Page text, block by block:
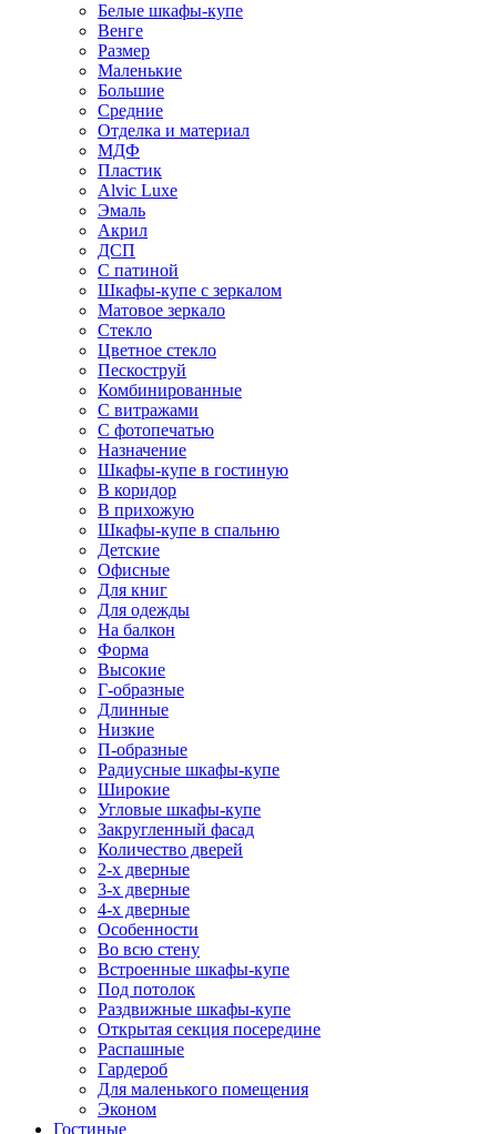
Белые шкафы-купе
Венге
Размер
Маленькие
Большие
Средние
Отделка и материал
МДФ
Пластик
Alvic Luxe
Эмаль
Акрил
ДСП
С патиной
Шкафы-купе с зеркалом
Матовое зеркало
Стекло
Цветное стекло
Пескоструй
Комбинированные
С витражами
С фотопечатью
Назначение
Шкафы-купе в гостиную
В коридор
В прихожую
Шкафы-купе в спальню
Детские
Офисные
Для книг
Для одежды
На балкон
Форма
Высокие
Г-образные
Длинные
Низкие
П-образные
Радиусные шкафы-купе
Широкие
Угловые шкафы-купе
Закругленный фасад
Количество дверей
2-х дверные
3-х дверные
4-х дверные
Особенности
Во всю стену
Встроенные шкафы-купе
Под потолок
Раздвижные шкафы-купе
Открытая секция посередине
Распашные
Гардероб
Для маленького помещения
Эконом
Гостиные